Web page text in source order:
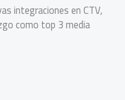
integraciones en CTV,
como top 3 media